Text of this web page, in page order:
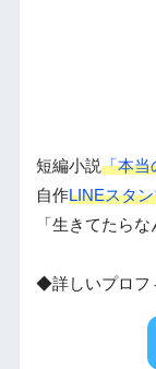
短編小説「本当
自作LINEスタ
「生きてたら
◆詳しいプロフ